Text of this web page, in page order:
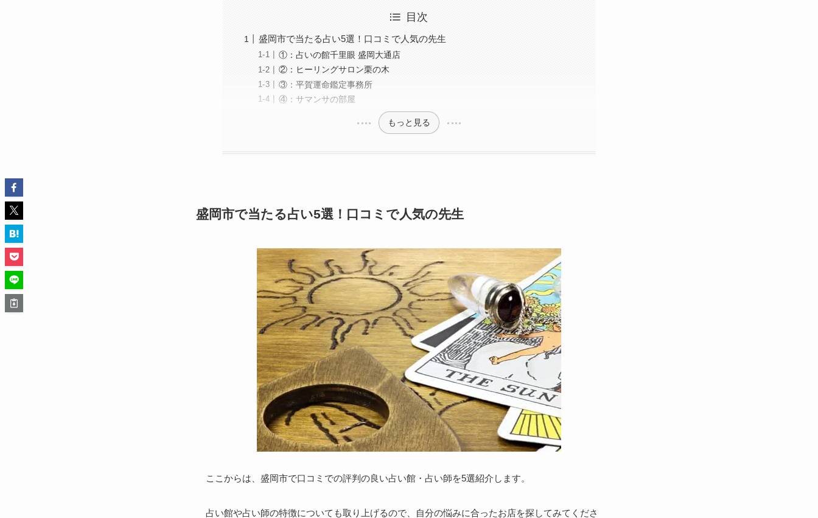
目次
盛岡市で当たる占い5選！口コミで人気の先生
①：占いの館千里眼 盛岡大通店
②：ヒーリングサロン栗の木
③：平賀運命鑑定事務所
④：サマンサの部屋
もっと見る
盛岡市で当たる占い5選！口コミで人気の先生
ここからは、盛岡市で口コミでの評判の良い占い館・占い師を5選紹介します。
占い館や占い師の特徴についても取り上げるので、自分の悩みに合ったお店を探してみてくださ